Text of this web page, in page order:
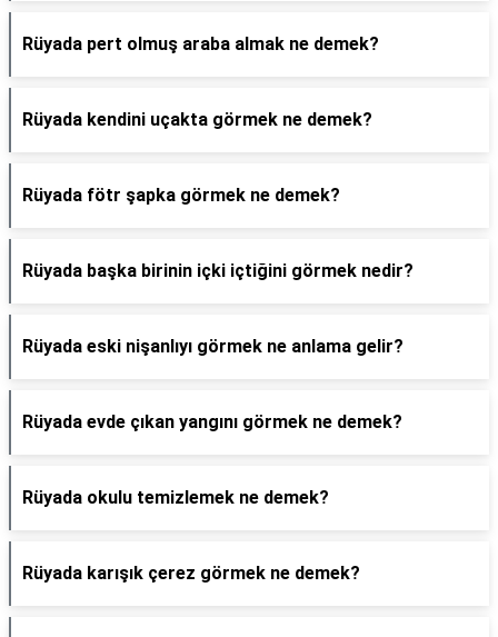
Rüyada pert olmuş araba almak ne demek?
Rüyada kendini uçakta görmek ne demek?
Rüyada fötr şapka görmek ne demek?
Rüyada başka birinin içki içtiğini görmek nedir?
Rüyada eski nişanlıyı görmek ne anlama gelir?
Rüyada evde çıkan yangını görmek ne demek?
Rüyada okulu temizlemek ne demek?
Rüyada karışık çerez görmek ne demek?